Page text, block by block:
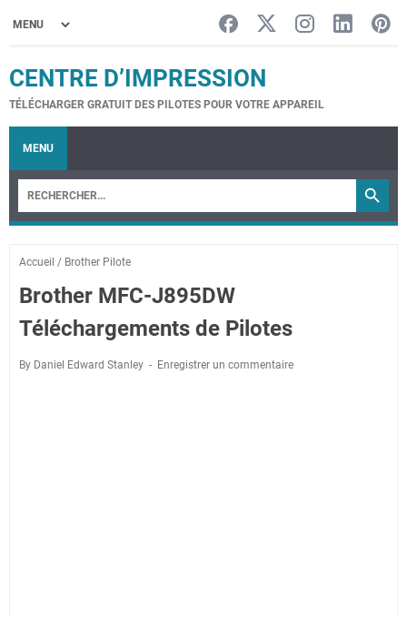
CENTRE D’IMPRESSION
TÉLÉCHARGER GRATUIT DES PILOTES POUR VOTRE APPAREIL
MENU
Accueil / Brother Pilote
Brother MFC-J895DW
Téléchargements de Pilotes
By Daniel Edward Stanley Enregistrer un commentaire